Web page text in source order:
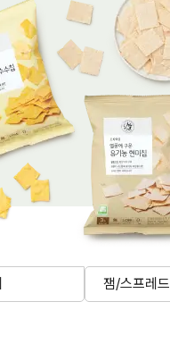
잼/스프레드